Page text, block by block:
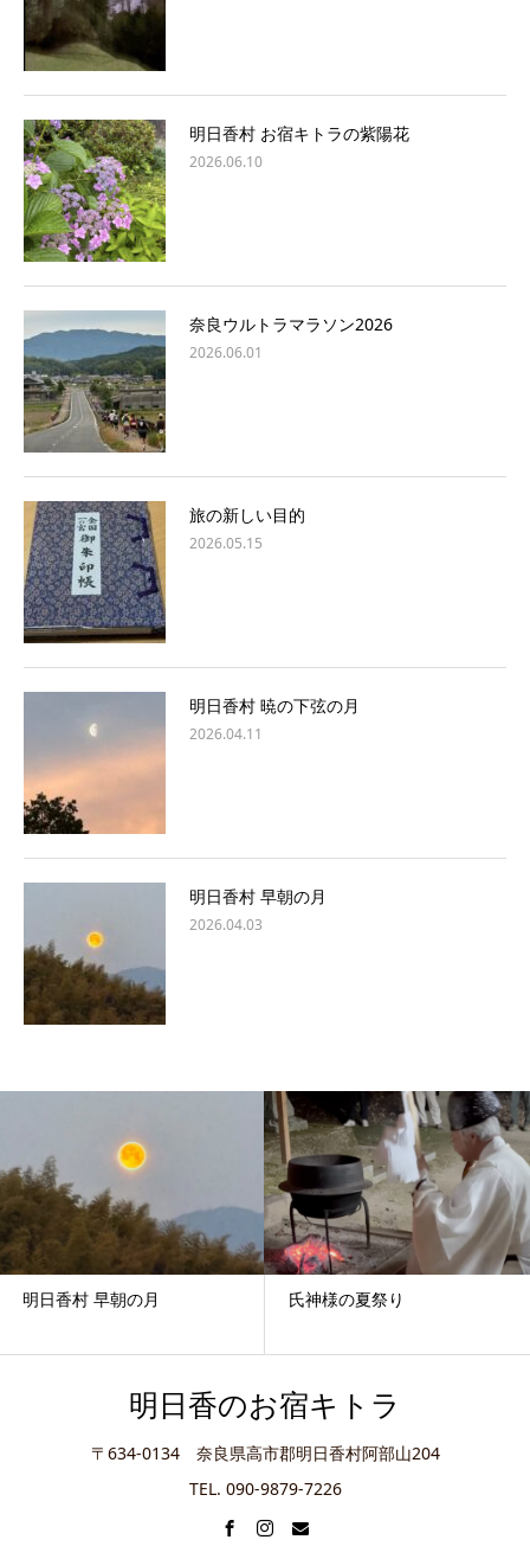
明日香村 お宿キトラの紫陽花
2026.06.10
奈良ウルトラマラソン2026
2026.06.01
旅の新しい目的
2026.05.15
明日香村 暁の下弦の月
2026.04.11
明日香村 早朝の月
2026.04.03
明日香村 早朝の月 氏神様の夏祭り
明日香のお宿キトラ
〒634-0134 奈良県高市郡明日香村阿部山204
TEL. 090-9879-7226